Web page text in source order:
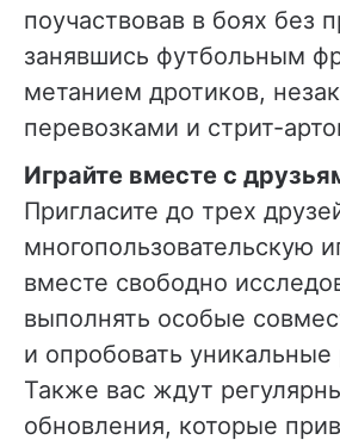
поучаствовав в боях без
занявшись футбольным
метанием дротиков,
перевозками и стрит-
Играйте вместе с
Пригласите до трех
многопользовательскую
вместе свободно
выполнять особые
и опробовать
Также вас ждут
обновления, которые